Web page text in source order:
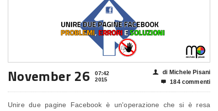
November 26
07:42
2015
👤 di Michele Pisani
 184 commenti
Unire due pagine Facebook è un'operazione che si è resa